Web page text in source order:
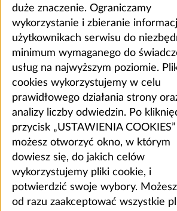
duże znaczenie. Ograniczamy
wykorzystanie i zbieranie
użytkownikach serwisu do
minimum wymaganego do
usług na najwyższym poziomie.
cookies wykorzystujemy w celu
prawidłowego działania strony
analizy liczby odwiedzin. Po
przycisk „USTAWIENIA COOKIES”
możesz otworzyć okno, w którym
dowiesz się, do jakich celów
wykorzystujemy pliki cookie, i
potwierdzić swoje wybory.
od razu zaakceptować wszystkie